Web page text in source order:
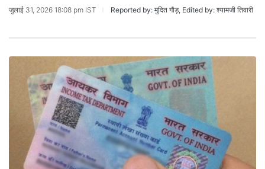
जुलाई 31, 2026 18:08 pm IST Reported by: मुदित गौड़, Edited by: श्यामजी तिवारी